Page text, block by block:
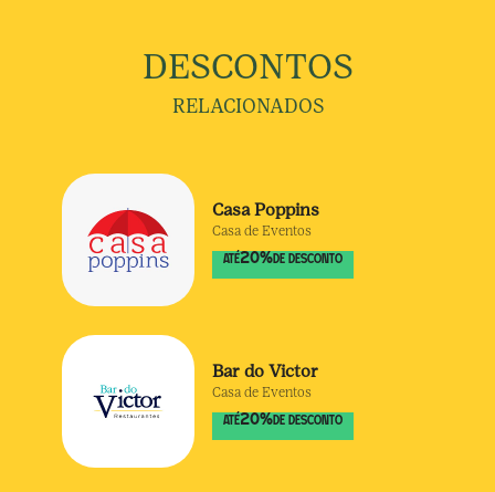
DESCONTOS
RELACIONADOS
Casa Poppins
Casa de Eventos
ATÉ20% DE DESCONTO
Bar do Victor
Casa de Eventos
ATÉ20% DE DESCONTO